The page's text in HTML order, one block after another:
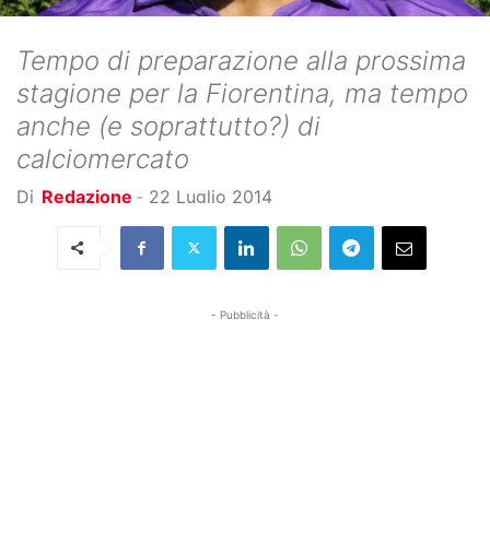
Tempo di preparazione alla prossima
stagione per la Fiorentina, ma tempo
anche (e soprattutto?) di
calciomercato
Di Redazione - 22 Luglio 2014
- Pubblicità -